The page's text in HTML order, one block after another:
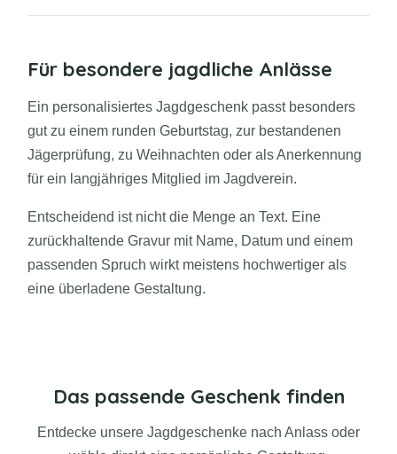
Für besondere jagdliche Anlässe
Ein personalisiertes Jagdgeschenk passt besonders
gut zu einem runden Geburtstag, zur bestandenen
Jägerprüfung, zu Weihnachten oder als Anerkennung
für ein langjähriges Mitglied im Jagdverein.
Entscheidend ist nicht die Menge an Text. Eine
zurückhaltende Gravur mit Name, Datum und einem
passenden Spruch wirkt meistens hochwertiger als
eine überladene Gestaltung.
Das passende Geschenk finden
Entdecke unsere Jagdgeschenke nach Anlass oder